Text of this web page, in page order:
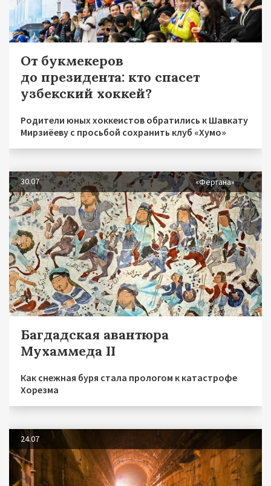
От букмекеров
до президента: кто спасет
узбекский хоккей?
Родители юных хоккеистов обратились к Шавкату
Мирзиёеву с просьбой сохранить клуб «Хумо»
30.07 «Фергана»
Багдадская авантюра
Мухаммеда II
Как снежная буря стала прологом к катастрофе
Хорезма
24.07